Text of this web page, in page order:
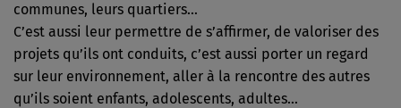
communes, leurs quartiers…
C’est aussi leur permettre de s’affirmer, de valoriser des
projets qu’ils ont conduits, c’est aussi porter un regard
sur leur environnement, aller à la rencontre des autres
qu’ils soient enfants, adolescents, adultes…